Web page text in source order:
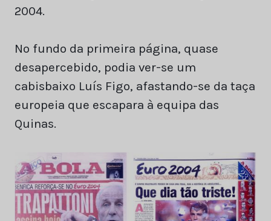
2004.
No fundo da primeira página, quase
desapercebido, podia ver-se um
cabisbaixo Luís Figo, afastando-se da taça
europeia que escapara à equipa das
Quinas.